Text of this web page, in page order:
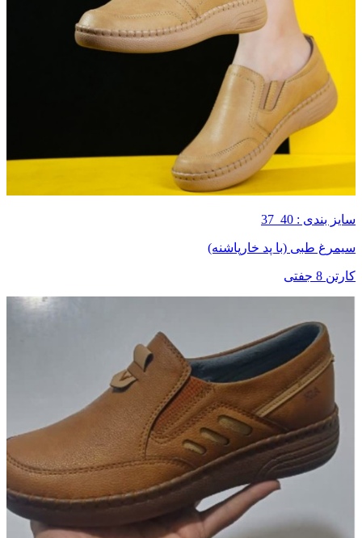
سایز بندی : 40_37
سیمرغ طبی (با پد خارپاشنه)
کارتن 8 جفتی